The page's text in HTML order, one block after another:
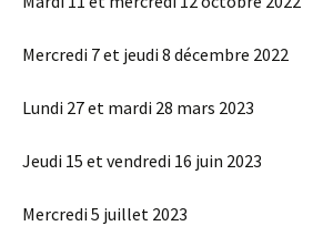
Mercredi 7 et jeudi 8 décembre 2022
Lundi 27 et mardi 28 mars 2023
Jeudi 15 et vendredi 16 juin 2023
Mercredi 5 juillet 2023